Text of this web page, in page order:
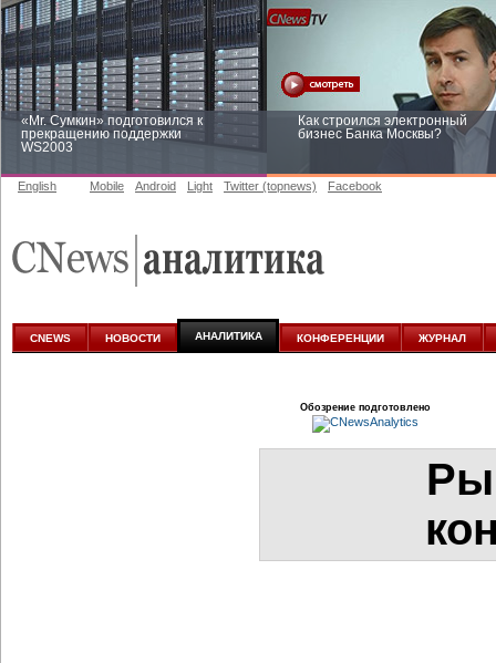
«Mr. Сумкин» подготовился к
прекращению поддержки
WS2003
Как строился электронный
бизнес Банка Москвы?
аналитике
English Mobile Android Light Twitter (topnews) Facebook
CNEWS НОВОСТИ АНАЛИТИКА КОНФЕРЕНЦИИ ЖУРНАЛ
Обозрение подготовлено